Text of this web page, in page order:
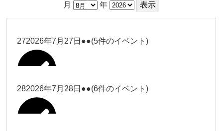
月 年
272026年7月27日 ●●(5件のイベント)
大西
282026年7月28日 ●●(6件のイベント)